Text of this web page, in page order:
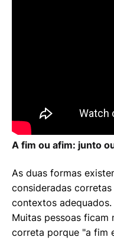
A fim ou afim: junto
As duas formas
consideradas
contextos adequados.
Muitas pessoas ficam
correta porque "a fim